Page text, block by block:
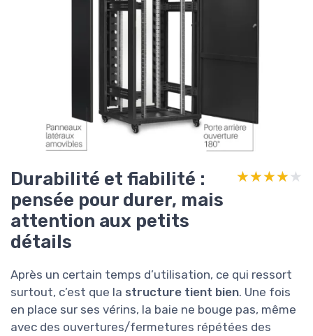
Durabilité et fiabilité :
pensée pour durer, mais
attention aux petits
détails
★★★★★
★★★★★
Après un certain temps d’utilisation, ce qui ressort
surtout, c’est que la structure tient bien. Une fois
en place sur ses vérins, la baie ne bouge pas, même
avec des ouvertures/fermetures répétées des